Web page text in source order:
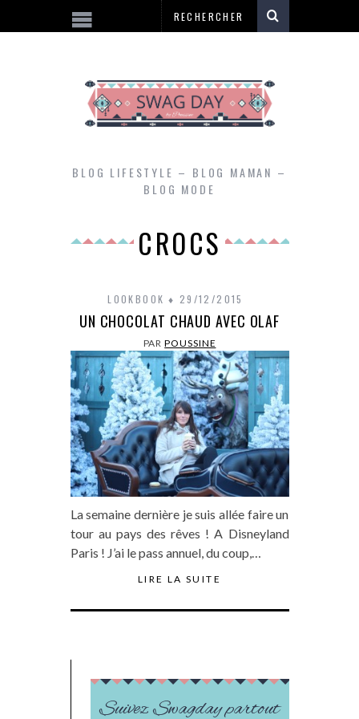
BLOG LIFESTYLE – BLOG MAMAN –
BLOG MODE
CROCS
LOOKBOOK 29/12/2015
UN CHOCOLAT CHAUD AVEC OLAF
PARPOUSSINE
La semaine dernière je suis allée faire un
tour au pays des rêves ! A Disneyland
Paris ! J’ai le pass annuel, du coup,…
LIRE LA SUITE
Suivez Swagday partout